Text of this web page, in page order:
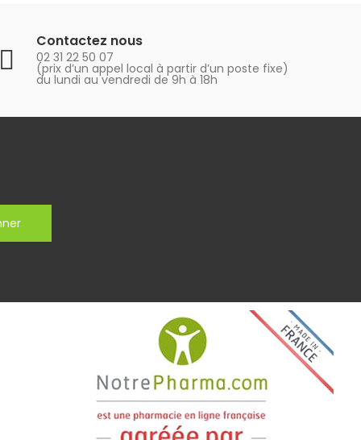
Contactez nous
02 31 22 50 07
(prix d’un appel local à partir d’un poste fixe)
du lundi au vendredi de 9h à 18h